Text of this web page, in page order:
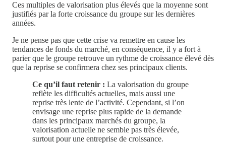
Ces multiples de valorisation plus élevés que la moyenne sont
justifiés par la forte croissance du groupe sur les dernières
années.
Je ne pense pas que cette crise va remettre en cause les
tendances de fonds du marché, en conséquence, il y a fort à
parier que le groupe retrouve un rythme de croissance élevé dès
que la reprise se confirmera chez ses principaux clients.
Ce qu’il faut retenir : La valorisation du groupe
reflète les difficultés actuelles, mais aussi une
reprise très lente de l’activité. Cependant, si l’on
envisage une reprise plus rapide de la demande
dans les principaux marchés du groupe, la
valorisation actuelle ne semble pas très élevée,
surtout pour une entreprise de croissance.